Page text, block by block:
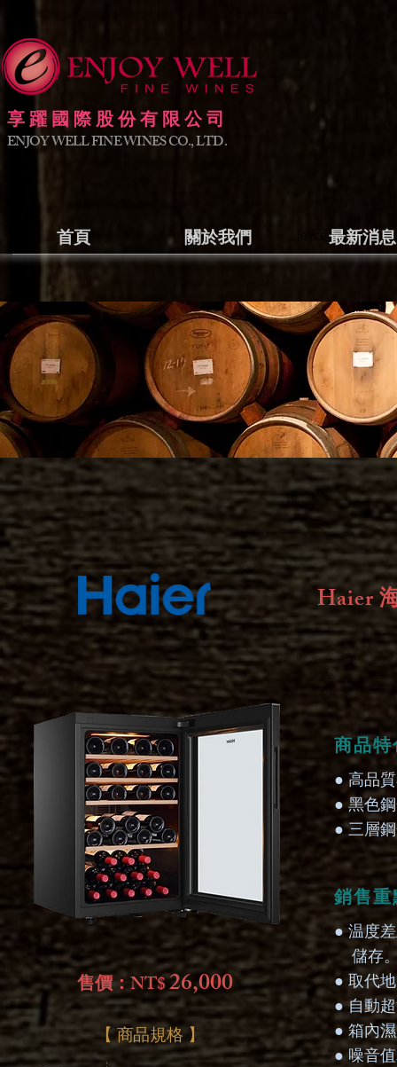
享躍國際股份有限公司
ENJOY WELL FINE WINES CO., LTD.
首頁 關於我們 最新消息
Haier
商品
● 高品
● 黑色
● 三層
銷售
● 温度
儲存
● 取代
● 自動
● 箱內
● 噪音
售價：NT$26,000
【 商品規格 】